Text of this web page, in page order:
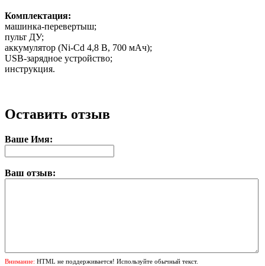
Комплектация:
машинка-перевертыш;
пульт ДУ;
аккумулятор (Ni-Cd 4,8 В, 700 мАч);
USB-зарядное устройство;
инструкция.
Оставить отзыв
Ваше Имя:
Ваш отзыв:
Внимание: HTML не поддерживается! Используйте обычный текст.